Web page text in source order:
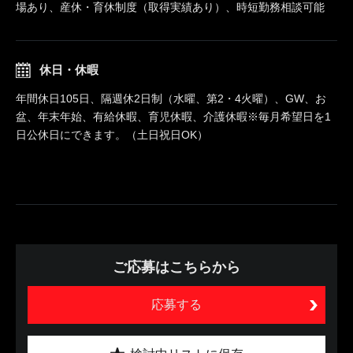
場あり、産休・育休制度（取得実績あり）、時短勤務相談可能
休日・休暇
年間休日105日、隔週休2日制（水曜、第2・4火曜）、GW、お
盆、年末年始、有給休暇、育児休暇、介護休暇※毎月希望日を1
日公休日にできます。（土日祝日OK）
ご応募はこちらから
応募する